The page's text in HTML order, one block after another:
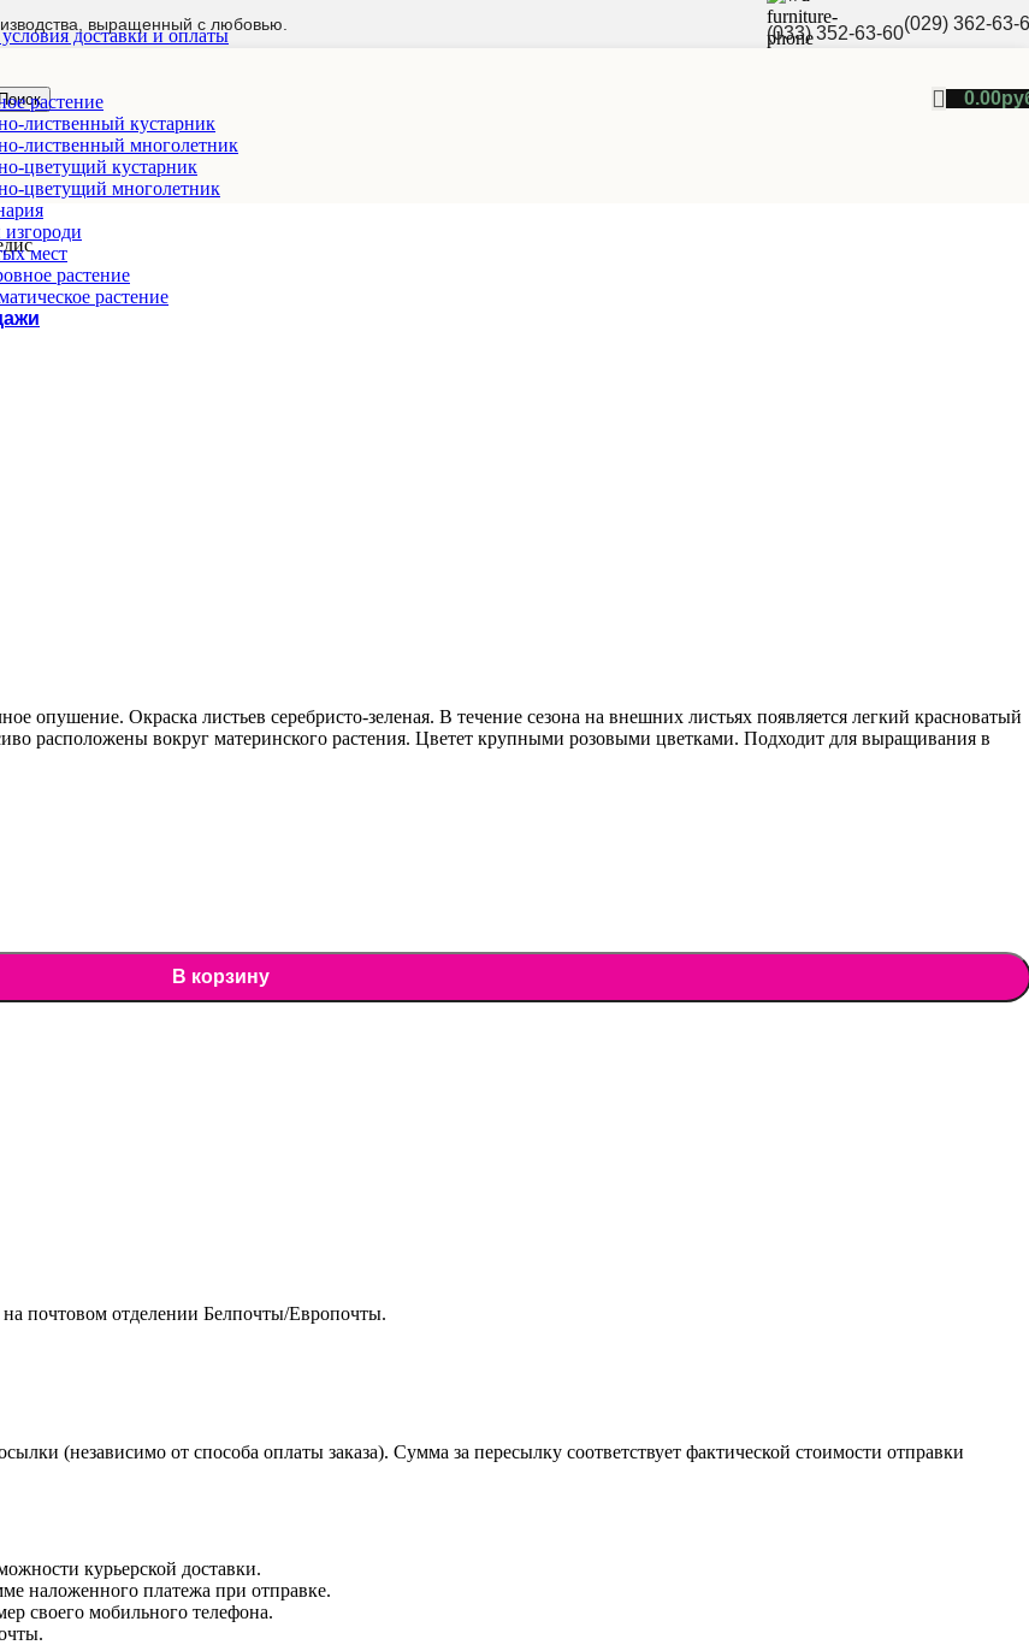
выращенный с любовью. (033) 352-63-60(029) 362-63-
0.00
доставки и оплаты
растение
лиственный кустарник
лиственный многолетник
цветущий кустарник
цветущий многолетник
мест
растение
растение
Окраска листьев серебристо-зеленая. В течение сезона на внешних листьях появляется легкий красноватый
расположены вокруг материнского растения. Цветет крупными розовыми цветками. Подходит для выращивания в
В корзину
почтовом отделении Белпочты/Европочты.
(независимо от способа оплаты заказа). Сумма за пересылку соответствует фактической стоимости отправки
курьерской доставки.
наложенного платежа при отправке.
своего мобильного телефона.